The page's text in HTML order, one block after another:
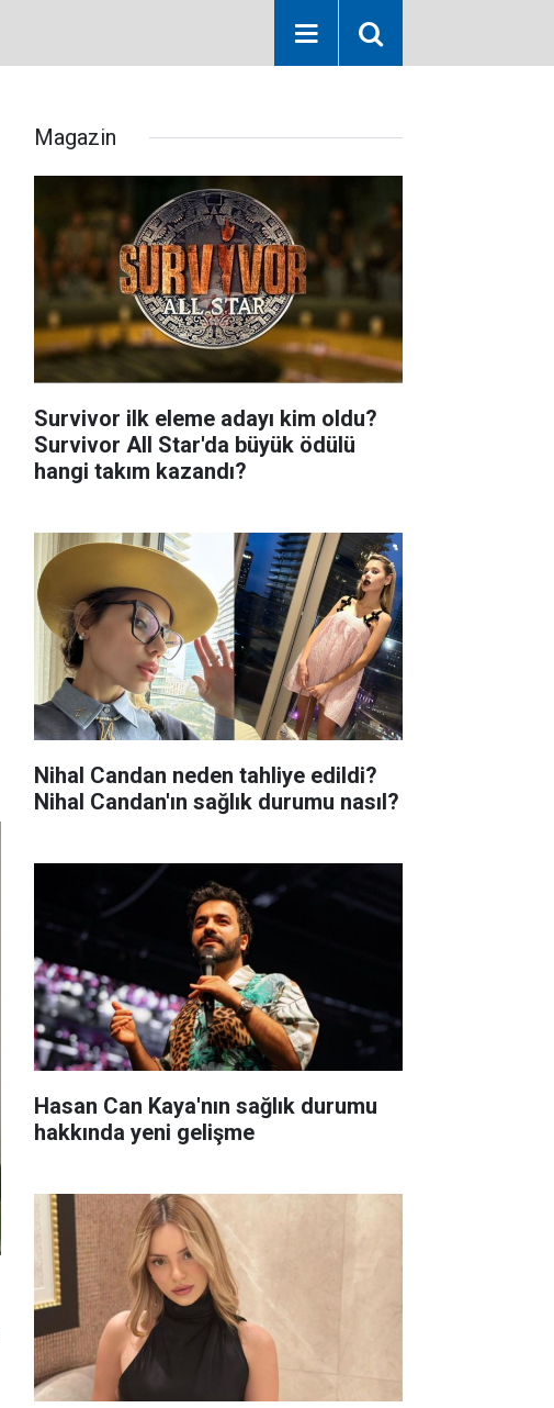
Magazin
Survivor ilk eleme adayı kim oldu?
Survivor All Star'da büyük ödülü
hangi takım kazandı?
Nihal Candan neden tahliye edildi?
Nihal Candan'ın sağlık durumu nasıl?
Hasan Can Kaya'nın sağlık durumu
hakkında yeni gelişme